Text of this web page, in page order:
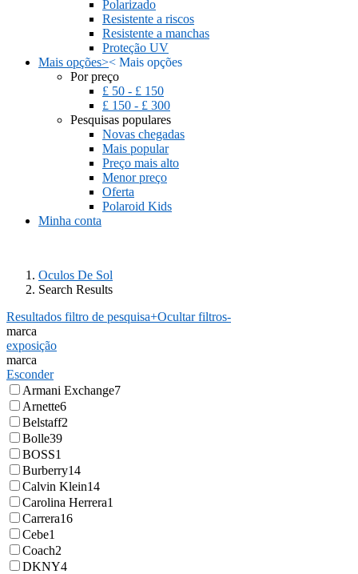
Polarizado
Resistente a riscos
Resistente a manchas
Proteção UV
Mais opções>< Mais opções
Por preço
£ 50 - £ 150
£ 150 - £ 300
Pesquisas populares
Novas chegadas
Mais popular
Preço mais alto
Menor preço
Oferta
Polaroid Kids
Minha conta
Oculos De Sol
Search Results
Resultados filtro de pesquisa+Ocultar filtros-
marca
exposição
marca
Esconder
Armani Exchange7
Arnette6
Belstaff2
Bolle39
BOSS1
Burberry14
Calvin Klein14
Carolina Herrera1
Carrera16
Cebe1
Coach2
DKNY4